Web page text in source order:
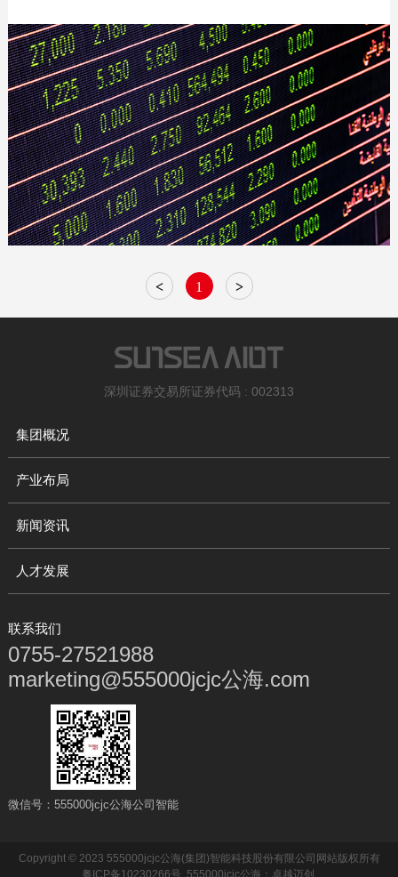
< 1 >
深圳证券交易所证券代码 : 002313
集团概况
产业布局
新闻资讯
人才发展
联系我们
0755-27521988
marketing@555000jcjc公海.com
微信号：555000jcjc公海公司智能
Copyright © 2023 555000jcjc公海(集团)智能科技股份有限公司网站版权所有
粤ICP备10230266号 555000jcjc公海 ： 卓越迈创